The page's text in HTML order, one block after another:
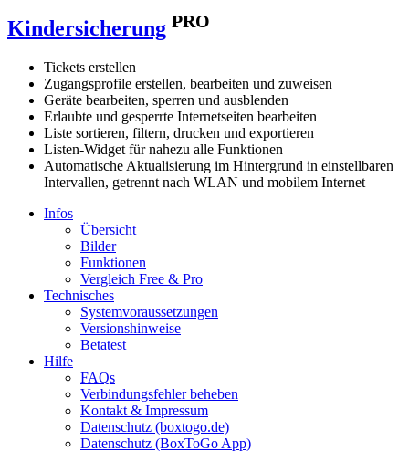
Kindersicherung PRO
Tickets erstellen
Zugangsprofile erstellen, bearbeiten und zuweisen
Geräte bearbeiten, sperren und ausblenden
Erlaubte und gesperrte Internetseiten bearbeiten
Liste sortieren, filtern, drucken und exportieren
Listen-Widget für nahezu alle Funktionen
Automatische Aktualisierung im Hintergrund in einstellbaren
Intervallen, getrennt nach WLAN und mobilem Internet
Infos
Übersicht
Bilder
Funktionen
Vergleich Free & Pro
Technisches
Systemvoraussetzungen
Versionshinweise
Betatest
Hilfe
FAQs
Verbindungsfehler beheben
Kontakt & Impressum
Datenschutz (boxtogo.de)
Datenschutz (BoxToGo App)